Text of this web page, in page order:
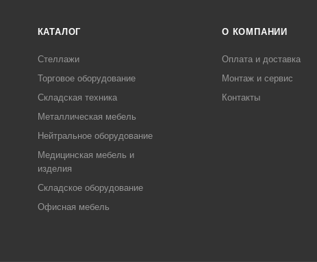
КАТАЛОГ
Стеллажи
Торговое оборудование
Складская техника
Металлическая мебель
Нейтральное оборудование
Медицинская мебель и
изделия
Складское оборудование
Офисная мебель
О КОМПАНИИ
Оплата и доставка
Монтаж и сервис
Контакты